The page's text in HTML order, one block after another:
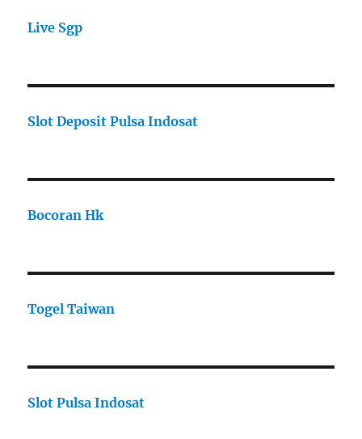
Live Sgp
Slot Deposit Pulsa Indosat
Bocoran Hk
Togel Taiwan
Slot Pulsa Indosat